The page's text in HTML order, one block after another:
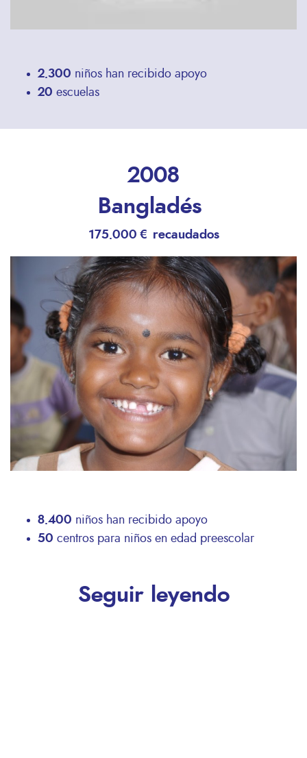
2.300 niños han recibido apoyo
20 escuelas
2008
Bangladés
175.000 € recaudados
8.400 niños han recibido apoyo
50 centros para niños en edad preescolar
Seguir leyendo